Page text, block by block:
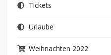
Tickets
Urlaube
Weihnachten 2022